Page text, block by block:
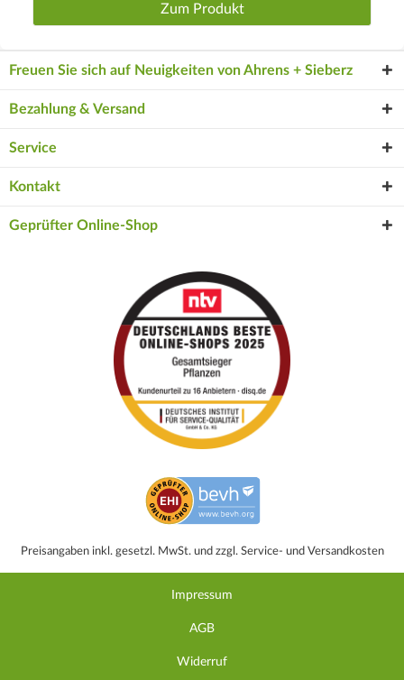
Zum Produkt
Freuen Sie sich auf Neuigkeiten von Ahrens + Sieberz
Bezahlung & Versand
Service
Kontakt
Geprüfter Online-Shop
Preisangaben inkl. gesetzl. MwSt. und zzgl. Service- und Versandkosten
Impressum
AGB
Widerruf